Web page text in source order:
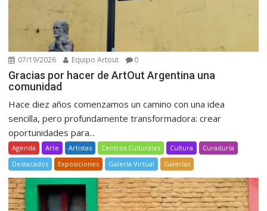
07/19/2026 Equipo Artout 0
Gracias por hacer de ArtOut Argentina una
comunidad
Hace diez años comenzamos un camino con una idea
sencilla, pero profundamente transformadora: crear
oportunidades para...
Agenda Arte Artistas Centros Culturales Cultura
Curaduría
Destacados
Exposiciones Galería Virtual Galerías